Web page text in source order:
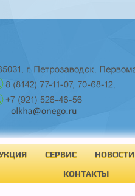
СЕРВИС НОВОСТИ
КОНТАКТЫ